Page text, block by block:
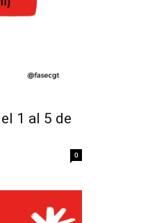
1 al 5 de
0